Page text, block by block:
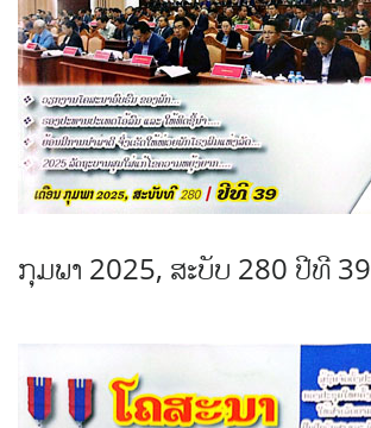
ກຸມພາ 2025, ສະບັບ 280 ປີທີ 39